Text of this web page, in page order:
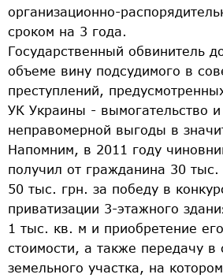
организационно-
сроком на 3 года.
Государственный обвинитель
объеме вину подсудимого в
преступлений,
УК Украины - вымогательство
неправомерной выгоды в
Напомним, в 2011 году
получил от гражданина 30
50 тыс. грн. за победу в
приватизации 3-этажного
1 тыс. кв. м и приобретение
стоимости, а также передачу в
земельного участка, на